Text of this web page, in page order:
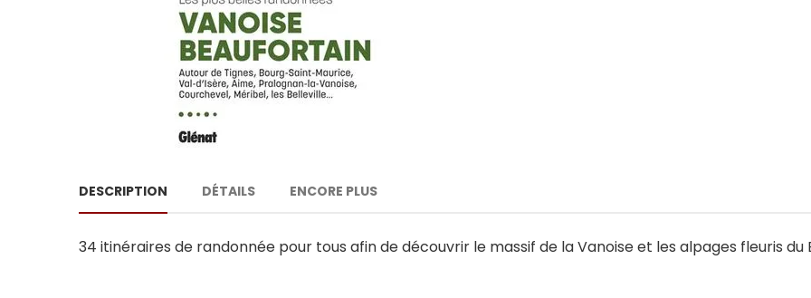
DESCRIPTION DÉTAILS ENCORE PLUS
34 itinéraires de randonnée pour tous afin de découvrir le massif de la Vanoise et les alpages fleuris du